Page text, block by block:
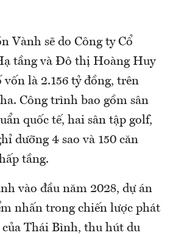
Vành sẽ do Công ty Cổ
tầng và Đô thị Hoàng Huy
vốn là 2.156 tỷ đồng, trên
Công trình bao gồm sân
quốc tế, hai sân tập golf,
dưỡng 4 sao và 150 căn
tầng.
vào đầu năm 2028, dự án
nhấn trong chiến lược phát
Thái Bình, thu hút du